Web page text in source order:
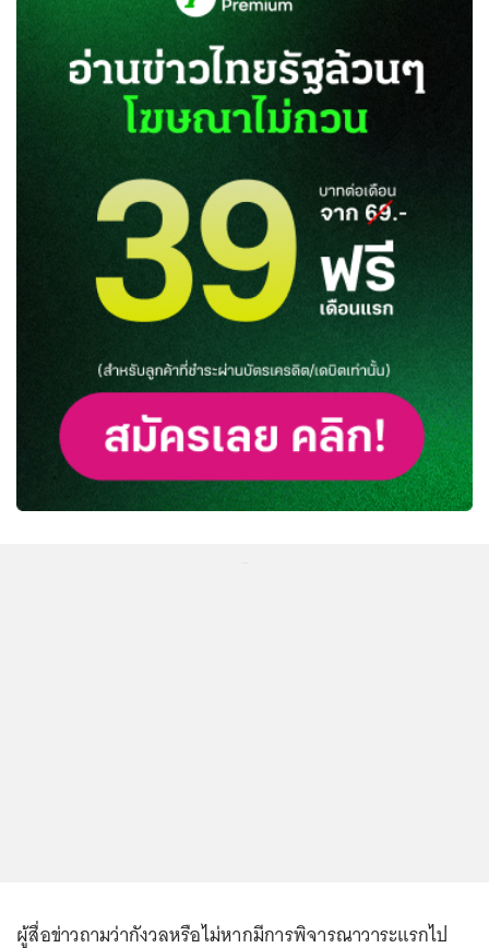
ผู้สื่อข่าวถามว่ากังวลหรือไม่หากมีการพิจารณาวาระแรกไป